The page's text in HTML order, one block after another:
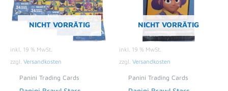
NICHT VORRÄTIG
inkl. 19 % MwSt.
zzgl. Versandkosten
Panini Trading Cards
NICHT VORRÄTIG
inkl. 19 % MwSt.
zzgl. Versandkosten
Panini Trading Cards